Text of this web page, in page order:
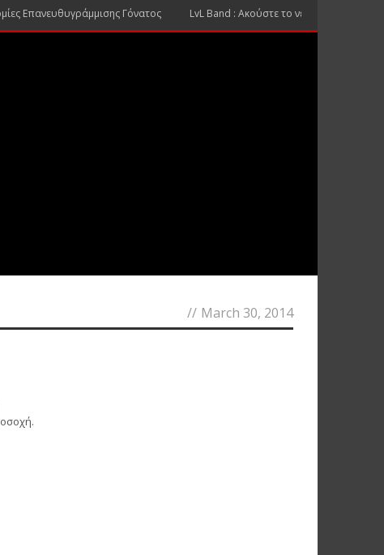
Επανευθυγράμμισης Γόνατος LvL Band : Ακούστε το νέο τους τραγούδι
// March 30, 2014